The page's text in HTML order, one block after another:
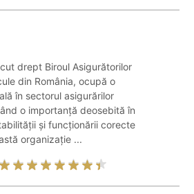
drept Biroul Asigurătorilor
din România, ocupă o
în sectorul asigurărilor
o importanță deosebită în
și funcționării corecte
organizație ...